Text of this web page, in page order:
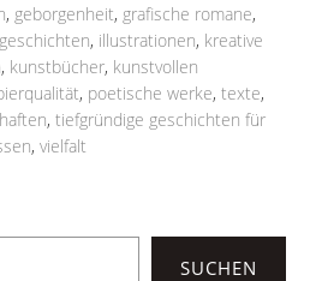
, geborgenheit, grafische romane,
, illustrationen, kreative
, kunstbücher, kunstvollen
, poetische werke, texte,
, tiefgründige geschichten für
, vielfalt
SUCHEN